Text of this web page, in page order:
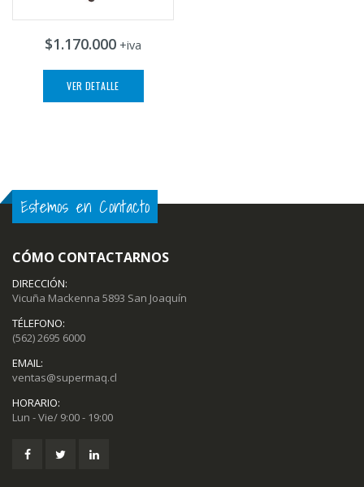
$1.170.000 +iva
VER DETALLE
Estemos en Contacto
CÓMO CONTACTARNOS
DIRECCIÓN:
Vicuña Mackenna 5893 San Joaquín
TÉLEFONO:
(562) 2695 6000
EMAIL:
ventas@supermaq.cl
HORARIO:
Lun - Vie/ 9:00 - 19:00